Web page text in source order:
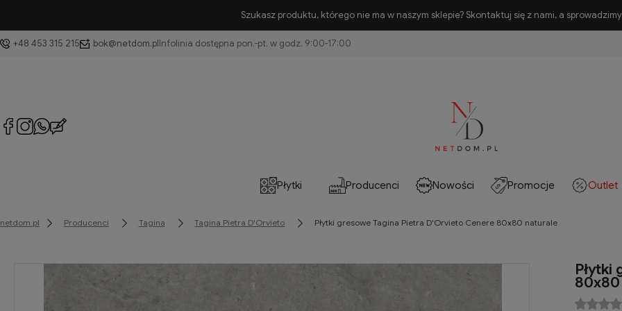
Szukasz produktu, którego nie ma w naszym sklepie? Skontaktuj się z nami, a
+48 453 315 215 bok@netdom.pl
Płytki Producenci Nowości Promocje Outlet
netdom.pl Producenci Tagina Tagina Pietra D'Orvieto Płytki gresowe Tagina Pietra D'Orvieto Cenere 80x80 naturale
Płytki